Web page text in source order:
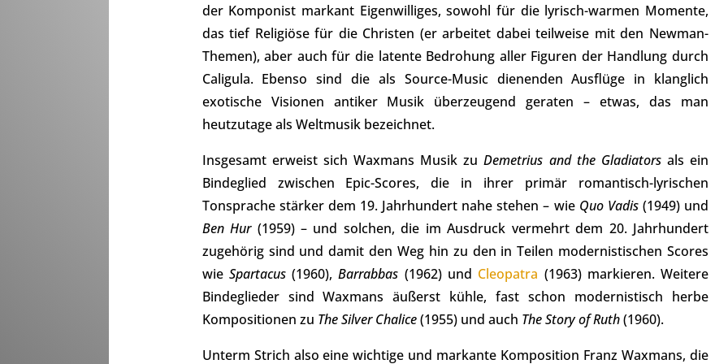
der Komponist markant Eigenwilliges, sowohl für die lyrisch-warmen Momente,
das tief Religiöse für die Christen (er arbeitet dabei teilweise mit den Newman-
Themen), aber auch für die latente Bedrohung aller Figuren der Handlung durch
Caligula. Ebenso sind die als Source-Music dienenden Ausflüge in klanglich
exotische Visionen antiker Musik überzeugend geraten – etwas, das man
heutzutage als Weltmusik bezeichnet.
Insgesamt erweist sich Waxmans Musik zuDemetrius and the Gladiatorsals ein
Bindeglied zwischen Epic-Scores, die in ihrer primär romantisch-lyrischen
Tonsprache stärker dem 19. Jahrhundert nahe stehen – wie Quo Vadis(1949) und
Ben Hur(1959) – und solchen, die im Ausdruck vermehrt dem 20. Jahrhundert
zugehörig sind und damit den Weg hin zu den in Teilen modernistischen Scores
wie Spartacus(1960),Barrabbas (1962) und Cleopatra (1963) markieren. Weitere
Bindeglieder sind Waxmans äußerst kühle, fast schon modernistisch herbe
Kompositionen zu The Silver Chalice(1955) und auch The Story of Ruth(1960).
Unterm Strich also eine wichtige und markante Komposition Franz Waxmans, die